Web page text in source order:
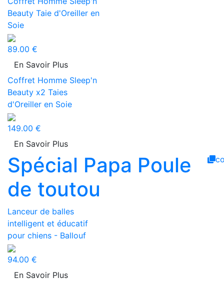
Beauty Taie d'Oreiller en
Soie
89.00 €
En Savoir Plus
Coffret Homme Sleep'n
Beauty x2 Taies
d'Oreiller en Soie
149.00 €
En Savoir Plus
Spécial Papa Poule
de toutou
Lanceur de balles
intelligent et éducatif
pour chiens - Ballouf
94.00 €
En Savoir Plus